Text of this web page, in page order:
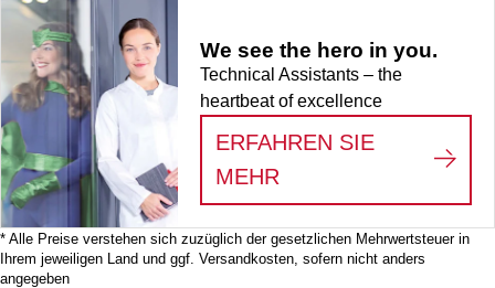
We see the hero in you.
Technical Assistants – the
heartbeat of excellence
ERFAHREN SIE
MEHR
WE SEE THE
* Alle Preise verstehen sich zuzüglich der gesetzlichen Mehrwertsteuer in
Ihrem jeweiligen Land und ggf. Versandkosten, sofern nicht anders
angegeben